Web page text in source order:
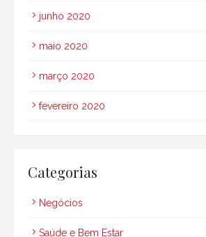
junho 2020
maio 2020
março 2020
fevereiro 2020
Categorias
Negócios
Saúde e Bem Estar